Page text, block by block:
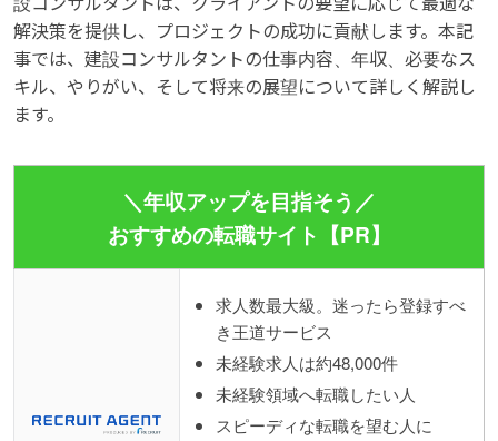
設コンサルタントは、クライアントの要望に応じて最適な
解決策を提供し、プロジェクトの成功に貢献します。本記
事では、建設コンサルタントの仕事内容、年収、必要なス
キル、やりがい、そして将来の展望について詳しく解説し
ます。
＼年収アップを目指そう／
おすすめの転職サイト【PR】
求人数最大級。迷ったら登録すべ
き王道サービス
未経験求人は約48,000件
未経験領域へ転職したい人
スピーディな転職を望む人に